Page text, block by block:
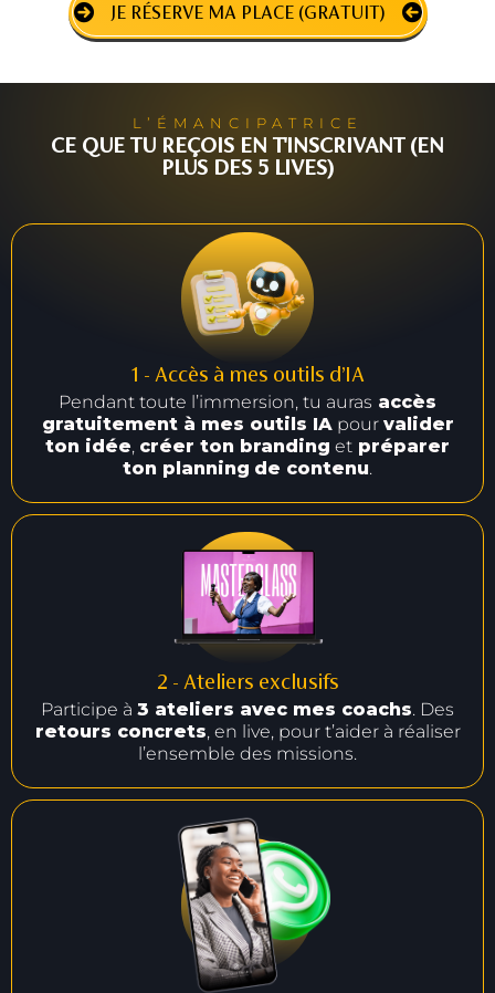
JE RÉSERVE MA PLACE (GRATUIT)
L’ÉMANCIPATRICE
CE QUE TU REÇOIS EN T'INSCRIVANT (EN
PLUS DES 5 LIVES)
1 - Accès à mes outils d’IA
Pendant toute l’immersion, tu auras accès
gratuitement à mes outils IApour valider
ton idée, créer ton branding et préparer
ton planning de contenu.
2 - Ateliers exclusifs
Participe à 3 ateliers avec mes coachs. Des
retours concrets, en live, pour t’aider à réaliser
l’ensemble des missions.